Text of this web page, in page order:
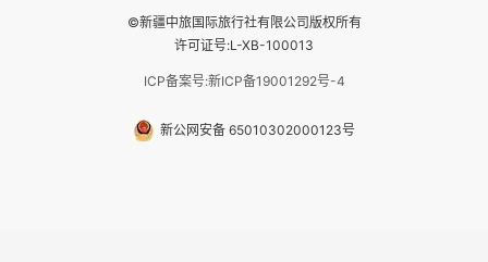
©新疆中旅国际旅行社有限公司版权所有
许可证号:L-XB-100013
ICP备案号:新ICP备19001292号-4
新公网安备 65010302000123号